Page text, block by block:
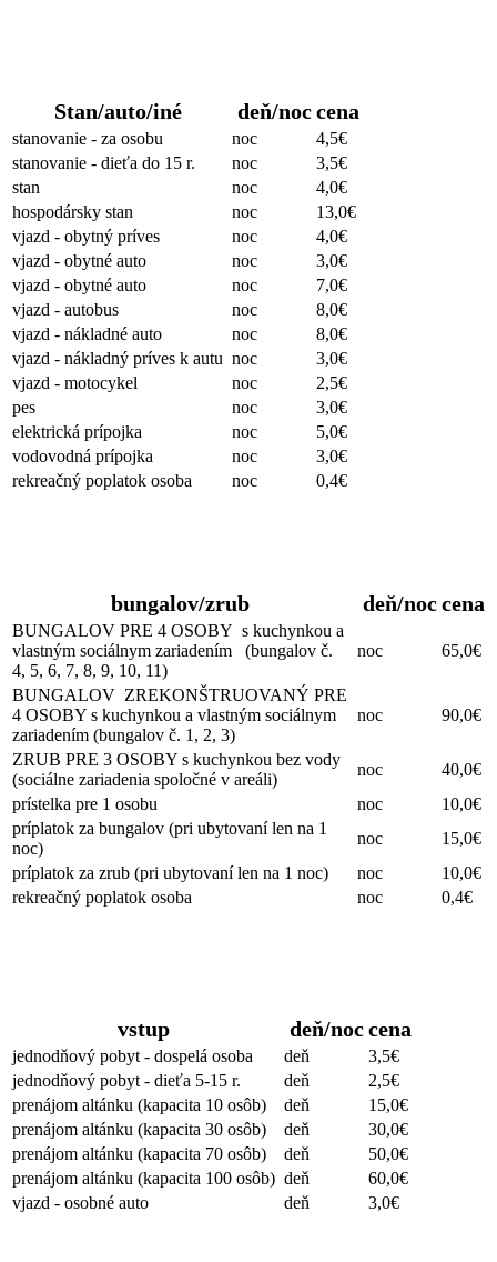
Stan/auto/iné deň/noccena
stanovanie - za osobu noc
4,5€
stanovanie - dieťa do 15 r.
noc
3,5€
stan
noc
4,0€
hospodársky stan
noc
13,0€
vjazd - obytný príves
noc
4,0€
vjazd - obytné auto
noc
3,0€
vjazd - obytné auto
noc
7,0€
vjazd - autobus
noc
8,0€
vjazd - nákladné auto
noc
8,0€
vjazd - nákladný príves k autu noc
3,0€
vjazd - motocykel
noc
2,5€
pes
noc
3,0€
elektrická prípojka
noc
5,0€
vodovodná prípojka
noc
3,0€
rekreačný poplatok osoba
noc 0,4€
bungalov/zrub deň/noccena
BUNGALOV PRE 4 OSOBY s kuchynkou a
vlastným sociálnym zariadením (bungalov č.
4, 5, 6, 7, 8, 9, 10, 11)
noc 65,0€
BUNGALOV ZREKONŠTRUOVANÝ PRE
4 OSOBY s kuchynkou a vlastným sociálnym
zariadením (bungalov č. 1, 2, 3)
noc 90,0€
ZRUB PRE 3 OSOBY s kuchynkou bez vody
(sociálne zariadenia spoločné v areáli)
noc
40,0€
prístelka pre 1 osobu
noc
10,0€
príplatok za bungalov (pri ubytovaní len na 1
noc)
noc
15,0€
príplatok za zrub (pri ubytovaní len na 1 noc)
noc
10,0€
rekreačný poplatok osoba
noc 0,4€
vstup deň/noccena
jednodňový pobyt - dospelá osoba deň
3,5€
jednodňový pobyt - dieťa 5-15 r.
deň
2,5€
prenájom altánku (kapacita 10 osôb)
deň
15,0€
prenájom altánku (kapacita 30 osôb)
deň
30,0€
prenájom altánku (kapacita 70 osôb)
deň
50,0€
prenájom altánku (kapacita 100 osôb) deň
60,0€
vjazd - osobné auto
deň 3,0€